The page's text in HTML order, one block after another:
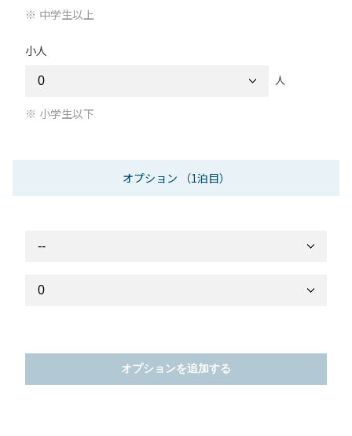
中学生以上
小人
人
小学生以下
オプション （1泊目）
オプションを追加する